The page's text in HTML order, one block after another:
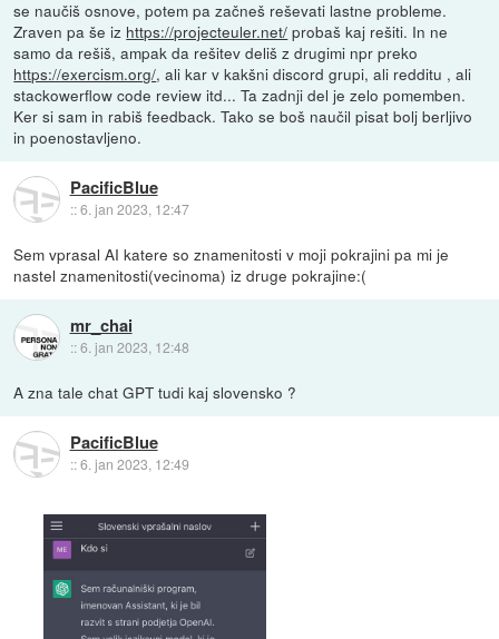
se naučiš osnove, potem pa začneš reševati lastne probleme.
Zraven pa še iz https://projecteuler.net/ probaš kaj rešiti. In ne
samo da rešiš, ampak da rešitev deliš z drugimi npr preko
https://exercism.org/, ali kar v kakšni discord grupi, ali redditu , ali
stackowerflow code review itd... Ta zadnji del je zelo pomemben.
Ker si sam in rabiš feedback. Tako se boš naučil pisat bolj berljivo
in poenostavljeno.
PacificBlue
::6. jan 2023, 12:47
Sem vprasal AI katere so znamenitosti v moji pokrajini pa mi je
nastel znamenitosti(vecinoma) iz druge pokrajine:(
mr_chai
::6. jan 2023, 12:48
A zna tale chat GPT tudi kaj slovensko ?
PacificBlue
::6. jan 2023, 12:49